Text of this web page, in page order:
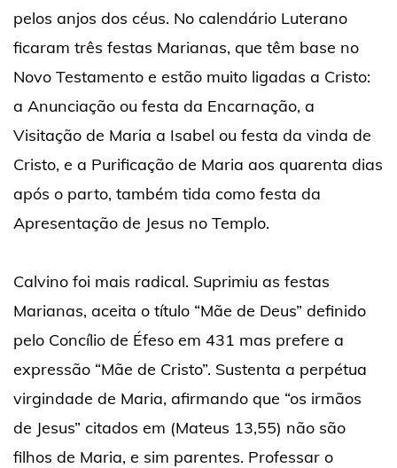
pelos anjos dos céus. No calendário Luterano
ficaram três festas Marianas, que têm base no
Novo Testamento e estão muito ligadas a Cristo:
a Anunciação ou festa da Encarnação, a
Visitação de Maria a Isabel ou festa da vinda de
Cristo, e a Purificação de Maria aos quarenta dias
após o parto, também tida como festa da
Apresentação de Jesus no Templo.
Calvino foi mais radical. Suprimiu as festas
Marianas, aceita o título “Mãe de Deus” definido
pelo Concílio de Éfeso em 431 mas prefere a
expressão “Mãe de Cristo”. Sustenta a perpétua
virgindade de Maria, afirmando que “os irmãos
de Jesus” citados em (Mateus 13,55) não são
filhos de Maria, e sim parentes. Professar o